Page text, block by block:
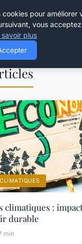
Farmer
climatiques :
durable
min
cookies pour améliorer
vous
savoir plus